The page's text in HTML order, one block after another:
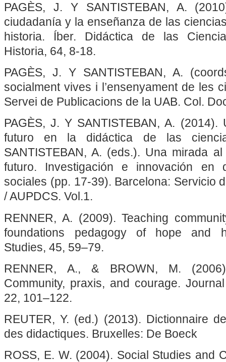
PAGÈS, J. Y SANTISTEBAN, A.
ciudadanía y la enseñanza de las
historia. Íber. Didáctica de las
Historia, 64, 8-18.
PAGÈS, J. Y SANTISTEBAN, A.
socialment vives i l’ensenyament de les
Servei de Publicacions de la UAB. Col.
PAGÈS, J. Y SANTISTEBAN, A.
futuro en la didáctica de las
SANTISTEBAN, A. (eds.). Una mirada
futuro. Investigación e innovación en
sociales (pp. 17-39). Barcelona: Servicio
/ AUPDCS. Vol.1.
RENNER, A. (2009). Teaching
foundations pedagogy of hope and
Studies, 45, 59–79.
RENNER, A., & BROWN, M.
Community, praxis, and courage.
22, 101–122.
REUTER, Y. (ed.) (2013). Dictionnaire
des didactiques. Bruxelles: De Boeck
ROSS, E. W. (2004). Social Studies and